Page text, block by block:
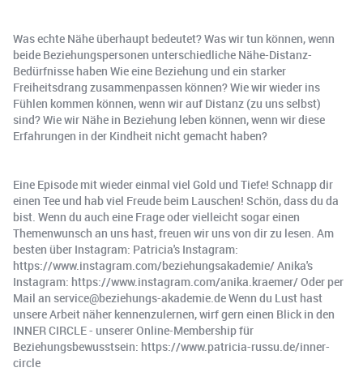
Was echte Nähe überhaupt bedeutet? Was wir tun können, wenn
beide Beziehungspersonen unterschiedliche Nähe-Distanz-
Bedürfnisse haben Wie eine Beziehung und ein starker
Freiheitsdrang zusammenpassen können? Wie wir wieder ins
Fühlen kommen können, wenn wir auf Distanz (zu uns selbst)
sind? Wie wir Nähe in Beziehung leben können, wenn wir diese
Erfahrungen in der Kindheit nicht gemacht haben?
Eine Episode mit wieder einmal viel Gold und Tiefe! Schnapp dir
einen Tee und hab viel Freude beim Lauschen! Schön, dass du da
bist. Wenn du auch eine Frage oder vielleicht sogar einen
Themenwunsch an uns hast, freuen wir uns von dir zu lesen. Am
besten über Instagram: Patricia's Instagram:
https://www.instagram.com/beziehungsakademie/ Anika's
Instagram: https://www.instagram.com/anika.kraemer/ Oder per
Mail an service@beziehungs-akademie.de Wenn du Lust hast
unsere Arbeit näher kennenzulernen, wirf gern einen Blick in den
INNER CIRCLE - unserer Online-Membership für
Beziehungsbewusstsein: https://www.patricia-russu.de/inner-
circle